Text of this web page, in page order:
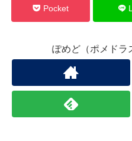
Pocket
ぽめど（ポメドラ